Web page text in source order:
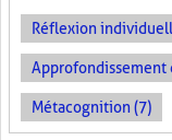
Réflexion
Approfondissement
Métacognition (7)